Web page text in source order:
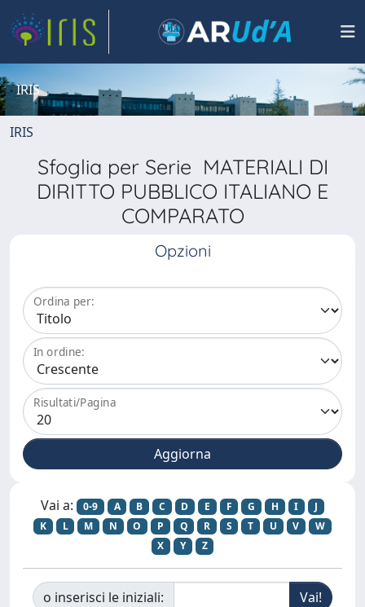
IRIS
IRIS
Sfoglia per Serie MATERIALI DI
DIRITTO PUBBLICO ITALIANO E
COMPARATO
Opzioni
Ordina per:
In ordine:
Risultati/Pagina
Vai a: 0-9 A B C D E F G H I
J
K
L M N O P Q R S T U V
W
X
Y Z
o inserisci le iniziali: